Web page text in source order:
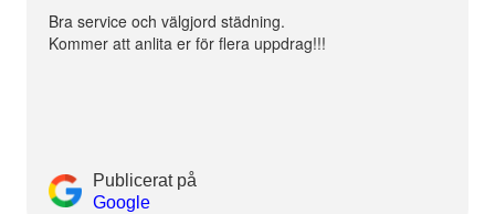
Bra service och välgjord städning.
Kommer att anlita er för flera uppdrag!!!
Publicerat på
Google